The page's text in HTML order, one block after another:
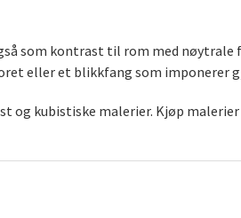
som kontrast til rom med nøytrale
eller et blikkfang som imponerer
kubistiske malerier. Kjøp malerier